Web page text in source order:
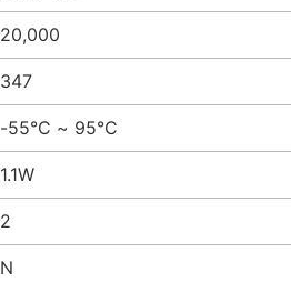
20,000
347
-55°C ~ 95°C
1.1W
2
N